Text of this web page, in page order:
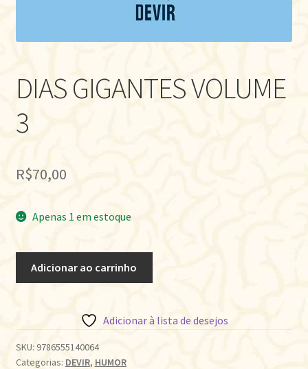
DIAS GIGANTES VOLUME
3
R$70,00
Apenas 1 em estoque
quantidade
Adicionar ao carrinho
Adicionar à lista de desejos
SKU: 9786555140064
Categorias: DEVIR, HUMOR